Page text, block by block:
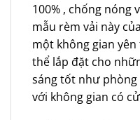
100% , chống nóng
mẫu rèm vải này
một không gian
thể lắp đặt cho
sáng tốt như
với không gian có